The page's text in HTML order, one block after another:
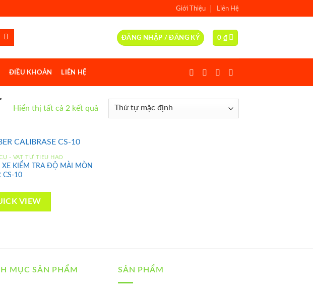
Giới Thiệu Liên Hệ
ĐĂNG NHẬP / ĐĂNG KÝ 0 ₫
ĐIỀU KHOẢN LIÊN HỆ
Hiển thị tất cả 2 kết quả
- VẬT TƯ TIÊU HAO
XE KIỂM TRA ĐỘ MÀI MÒN
CS-10
VIEW
MỤC SẢN PHẨM SẢN PHẨM